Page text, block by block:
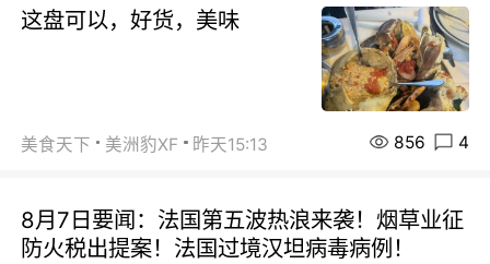
这盘可以，好货，美味
美食天下 美洲豹XF 昨天15:13 856 4
8月7日要闻：法国第五波热浪来袭！烟草业征
防火税出提案！法国过境汉坦病毒病例！